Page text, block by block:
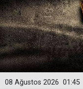
01:45
08 Ağustos 2026